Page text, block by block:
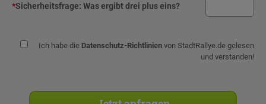
*Sicherheitsfrage: Was ergibt drei plus eins?
Ich habe die Datenschutz-Richtlinien von StadtRallye.de gelesen
und verstanden!